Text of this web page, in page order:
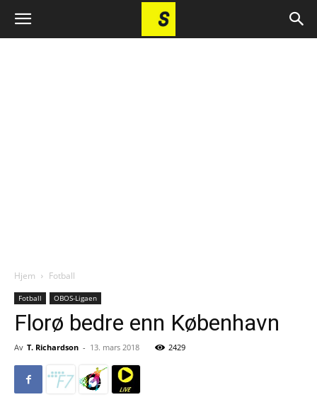
Hjem Fotball
Fotball OBOS-Ligaen
Florø bedre enn København
Av T. Richardson - 13. mars 2018 2429